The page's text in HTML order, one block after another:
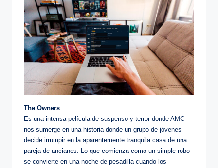
The Owners
Es una intensa película de suspenso y terror donde AMC
nos sumerge en una historia donde un grupo de jóvenes
decide irrumpir en la aparentemente tranquila casa de una
pareja de ancianos. Lo que comienza como un simple robo
se convierte en una noche de pesadilla cuando los